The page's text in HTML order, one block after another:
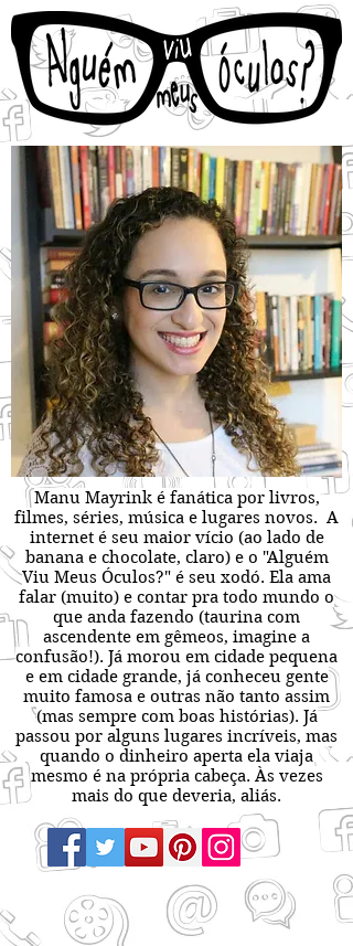
Manu Mayrink é fanática por livros,
filmes, séries, música e lugares novos. A
internet é seu maior vício (ao lado de
banana e chocolate, claro) e o "Alguém
Viu Meus Óculos?" é seu xodó. Ela ama
falar (muito) e contar pra todo mundo o
que anda fazendo (taurina com
ascendente em gêmeos, imagine a
confusão!). Já morou em cidade pequena
e em cidade grande, já conheceu gente
muito famosa e outras não tanto assim
(mas sempre com boas histórias). Já
passou por alguns lugares incríveis, mas
quando o dinheiro aperta ela viaja
mesmo é na própria cabeça. Às vezes
mais do que deveria, aliás.